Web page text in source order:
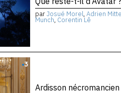
parJosué Morel,Adrien
Munch, Corentin Lê
Ardisson nécromancien